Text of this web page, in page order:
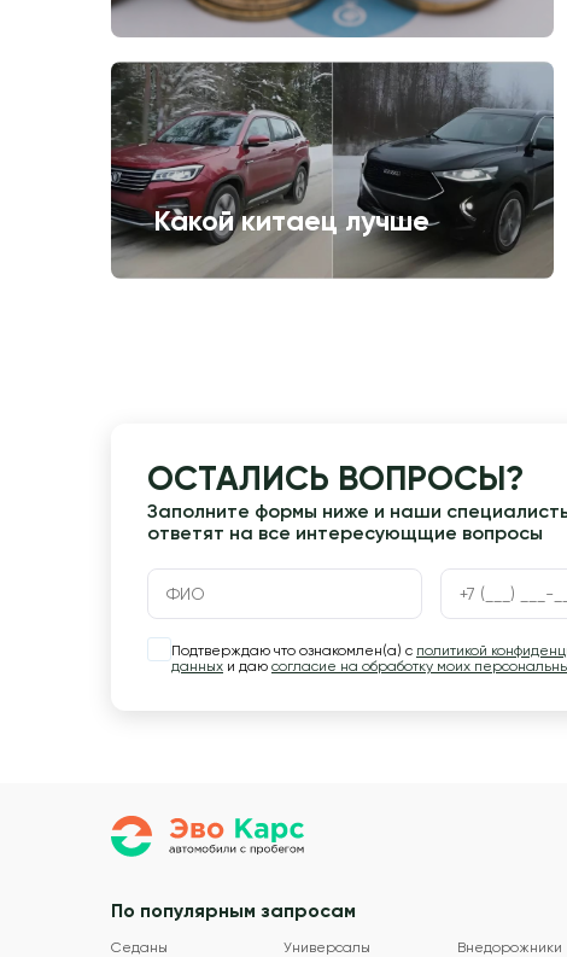
Какой китаец лучше
ОСТАЛИСЬ ВОПРОСЫ?
Заполните формы ниже и наши
ответят на все интересующщие вопросы
Подтверждаю что ознакомлен(а) с политикой
данных и даю согласие на обработку моих
По популярным запросам
Седаны Универсалы Внедорожники